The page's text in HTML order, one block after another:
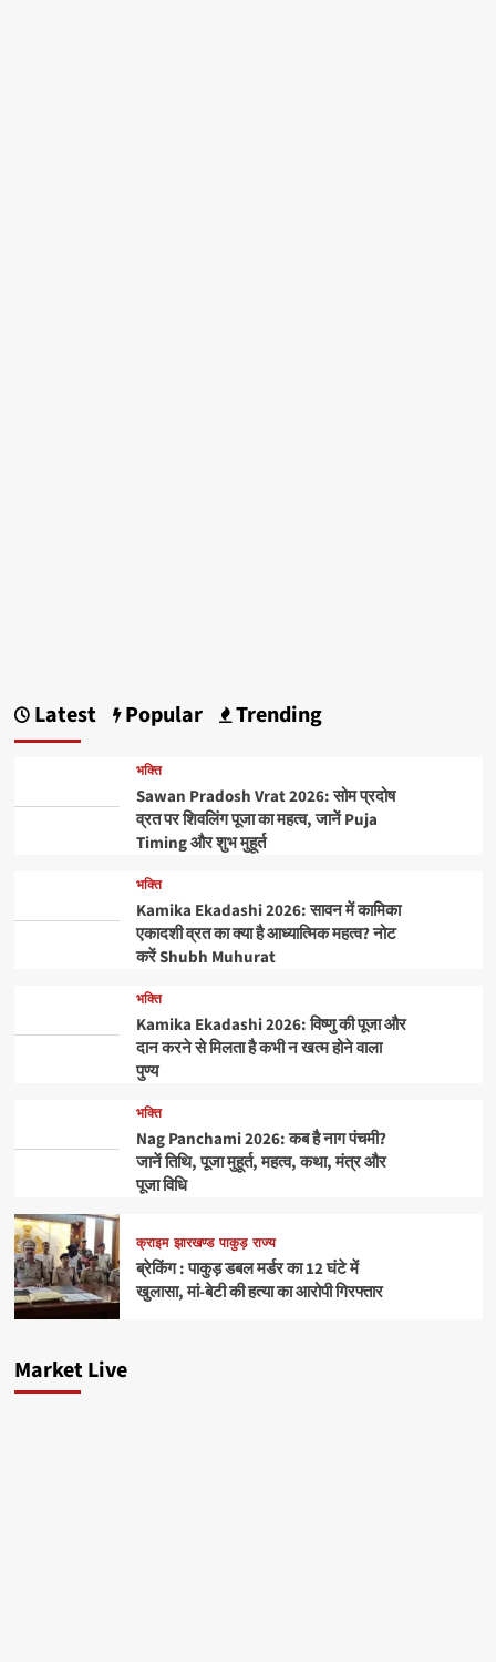
Latest Popular Trending
भक्ति
Sawan Pradosh Vrat 2026: सोम प्रदोष
व्रत पर शिवलिंग पूजा का महत्व, जानें Puja
Timing और शुभ मुहूर्त
भक्ति
Kamika Ekadashi 2026: सावन में कामिका
एकादशी व्रत का क्या है आध्यात्मिक महत्व? नोट
करें Shubh Muhurat
भक्ति
Kamika Ekadashi 2026: विष्णु की पूजा और
दान करने से मिलता है कभी न खत्म होने वाला
पुण्य
भक्ति
Nag Panchami 2026: कब है नाग पंचमी?
जानें तिथि, पूजा मुहूर्त, महत्व, कथा, मंत्र और
पूजा विधि
क्राइम झारखण्ड पाकुड़ राज्य
ब्रेकिंग : पाकुड़ डबल मर्डर का 12 घंटे में
खुलासा, मां-बेटी की हत्या का आरोपी गिरफ्तार
Market Live